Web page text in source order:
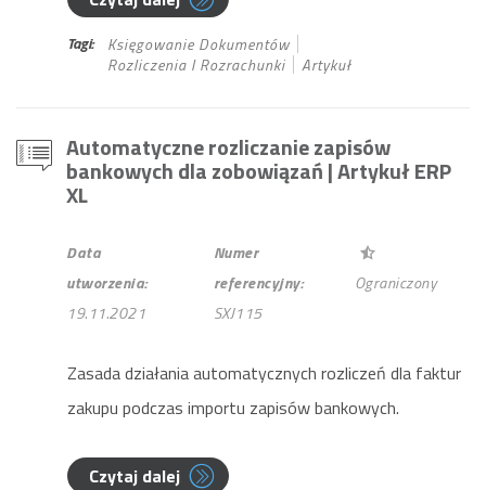
Tagi: Księgowanie Dokumentów
Rozliczenia I Rozrachunki
Artykuł
Automatyczne rozliczanie zapisów
bankowych dla zobowiązań| Artykuł ERP
XL
Data
utworzenia:
19.11.2021
Numer
referencyjny:
SXJ115
Ograniczony
Zasada działania automatycznych rozliczeń dla faktur
zakupu podczas importu zapisów bankowych.
Czytaj dalej